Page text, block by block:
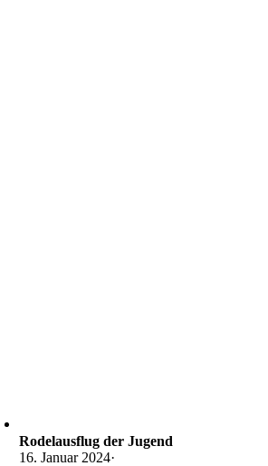
Rodelausflug der Jugend
16. Januar 2024·